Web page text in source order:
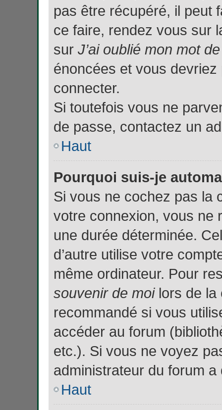
pas être récupéré, il peut
ce faire, rendez vous sur
sur J’ai oublié mon mot
énoncées et vous
connecter.
Si toutefois vous ne
de passe, contactez un
Haut
Pourquoi suis-je
Si vous ne cochez pas la
votre connexion, vous ne
une durée déterminée.
d’autre utilise votre
même ordinateur. Pour
souvenir de moilors de la
recommandé si vous
accéder au forum
etc.). Si vous ne voyez
administrateur du forum
Haut